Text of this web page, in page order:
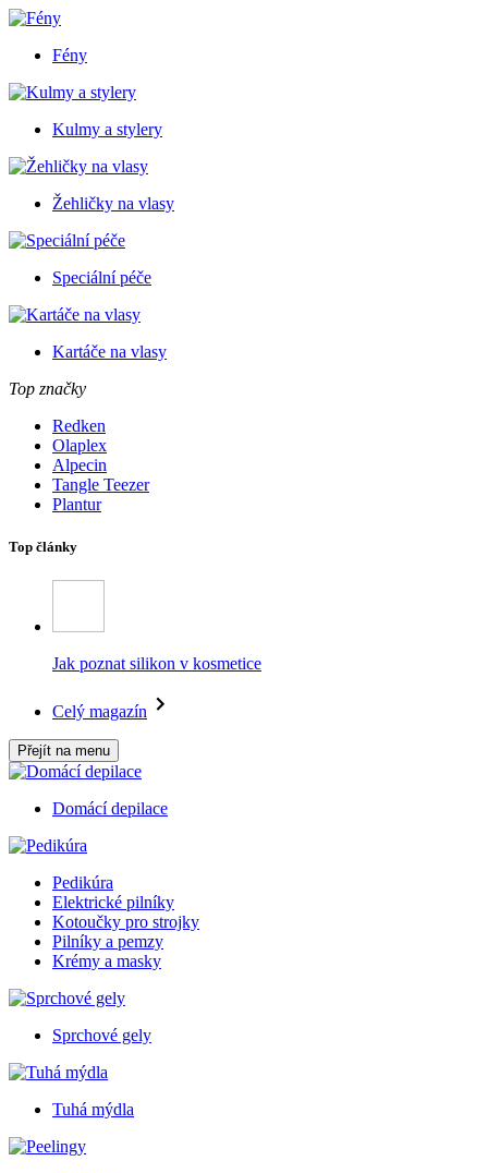
Fény
Kulmy a stylery
Žehličky na vlasy
Speciální péče
Kartáče na vlasy
Top značky
Redken
Olaplex
Alpecin
Tangle Teezer
Plantur
Top články
Jak poznat silikon v kosmetice
Celý magazín
Přejít na menu
Domácí depilace
Pedikúra
Elektrické pilníky
Kotoučky pro strojky
Pilníky a pemzy
Krémy a masky
Sprchové gely
Tuhá mýdla